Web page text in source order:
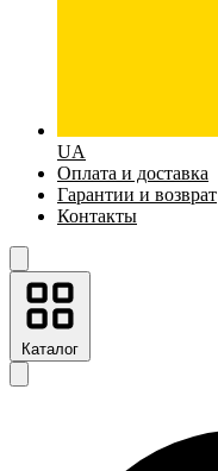
UA
Оплата и доставка
Гарантии и возврат
Контакты
Каталог